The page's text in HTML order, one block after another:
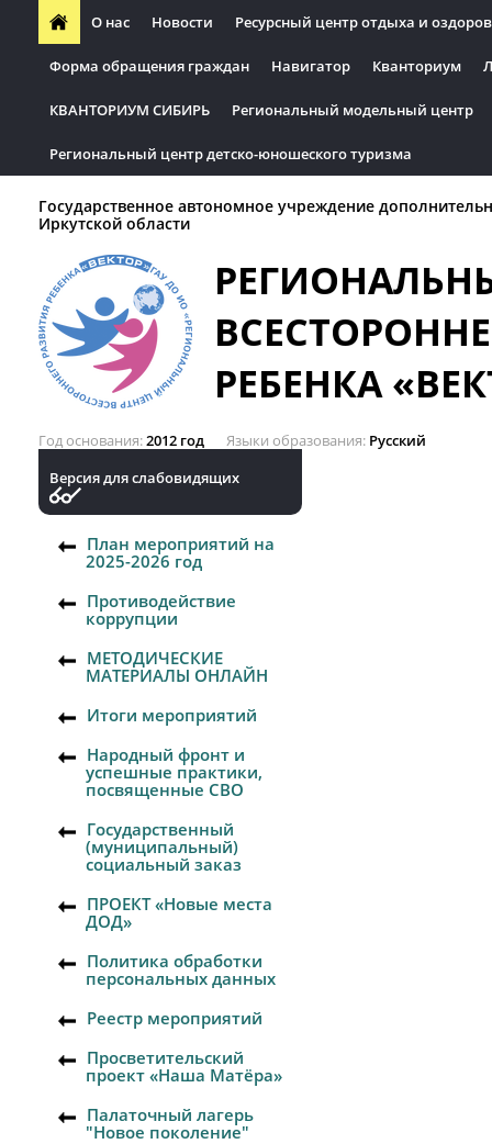
О нас Новости Ресурсный центр отдыха и
Форма обращения граждан Навигатор Кванториум
КВАНТОРИУМ СИБИРЬ Региональный модельный центр
Региональный центр детско-юношеского туризма
Государственное автономное учреждение
Иркутской области
РЕБЕНКА
Год основания 2012 год Языки образования Русский
Версия для слабовидящих
План мероприятий на
2025-2026 год
Противодействие
коррупции
МЕТОДИЧЕСКИЕ
МАТЕРИАЛЫ ОНЛАЙН
Итоги мероприятий
Народный фронт и
успешные практики,
посвященные СВО
Государственный
(муниципальный)
социальный заказ
ПРОЕКТ «Новые места
ДОД»
Политика обработки
персональных данных
Реестр мероприятий
Просветительский
проект «Наша Матёра»
Палаточный лагерь
"Новое поколение"